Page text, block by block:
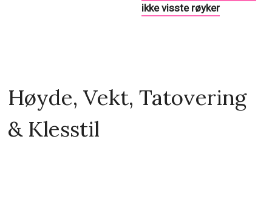
ikke visste røyker
Høyde, Vekt, Tatovering
& Klesstil